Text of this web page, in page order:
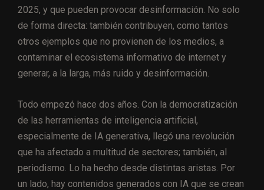
2025, y que pueden provocar desinformación. No solo
de forma directa: también contribuyen, como tantos
otros ejemplos que no provienen de los medios, a
contaminar el ecosistema informativo de internet y
generar, a la larga, más ruido y desinformación.
Todo empezó hace dos años. Con la democratización
de las herramientas de inteligencia artificial,
especialmente de IA generativa, llegó una revolución
que ha afectado a multitud de sectores; también, al
periodismo. Lo ha hecho desde distintas aristas. Por
un lado, hay contenidos generados con IA que se crean